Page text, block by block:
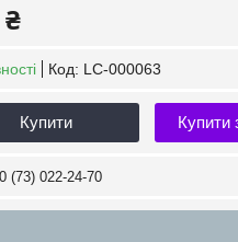
Код: LC-000063
Купити Купити
(73) 022-24-70